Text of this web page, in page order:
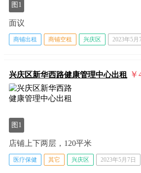
图1
面议
商铺出租 商铺空租 兴庆区 2023年5月
兴庆区新华西路健康管理中心出租 ￥
图1
店铺上下两层，120平米
医疗保健 其它 兴庆区 2023年5月7日